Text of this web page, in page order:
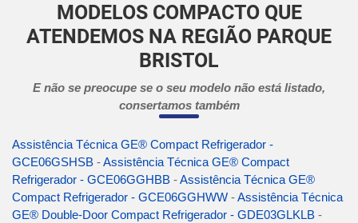
MODELOS COMPACTO QUE
ATENDEMOS NA REGIÃO PARQUE
BRISTOL
E não se preocupe se o seu modelo não está listado,
consertamos também
Assistência Técnica GE® Compact Refrigerador -
GCE06GSHSB -Assistência Técnica GE® Compact
Refrigerador - GCE06GGHBB -Assistência Técnica GE®
Compact Refrigerador - GCE06GGHWW -Assistência Técnica
GE® Double-Door Compact Refrigerador - GDE03GLKLB -